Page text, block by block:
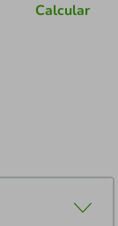
Calcular